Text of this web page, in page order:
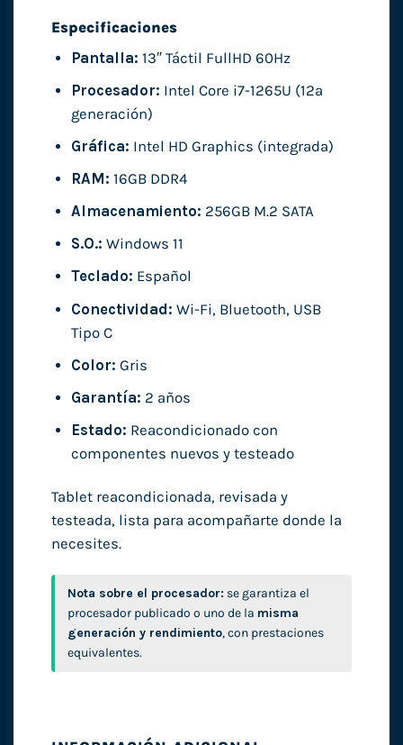
Especificaciones
Pantalla: 13″ Táctil FullHD 60Hz
Procesador: Intel Core i7-1265U (12ª
generación)
Gráfica: Intel HD Graphics (integrada)
RAM: 16GB DDR4
Almacenamiento: 256GB M.2 SATA
S.O.: Windows 11
Teclado: Español
Conectividad: Wi-Fi, Bluetooth, USB
Tipo C
Color: Gris
Garantía: 2 años
Estado: Reacondicionado con
componentes nuevos y testeado
Tablet reacondicionada, revisada y
testeada, lista para acompañarte donde la
necesites.
Nota sobre el procesador: se garantiza el
procesador publicado o uno de la misma
generación y rendimiento, con prestaciones
equivalentes.